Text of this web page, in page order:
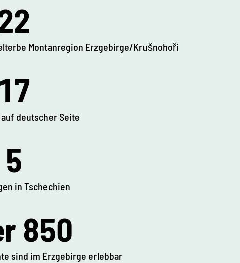
Montanregion Erzgebirge/Krušnohoří
deutscher Seite
5
in Tschechien
850
sind im Erzgebirge erlebbar